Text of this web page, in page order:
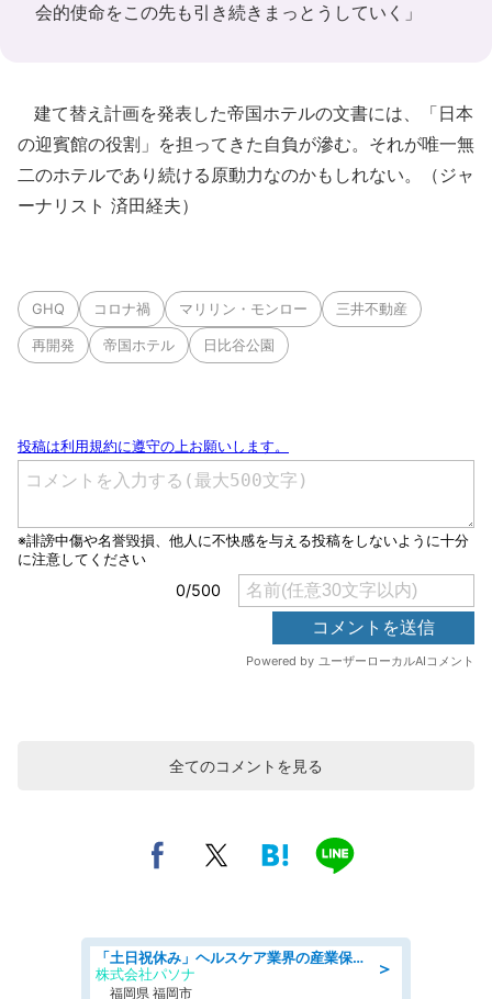
会的使命をこの先も引き続きまっとうしていく」
建て替え計画を発表した帝国ホテルの文書には、「日本
の迎賓館の役割」を担ってきた自負が滲む。それが唯一無
二のホテルであり続ける原動力なのかもしれない。（ジャ
ーナリスト 済田経夫）
GHQ コロナ禍 マリリン・モンロー 三井不動産
再開発 帝国ホテル 日比谷公園
全てのコメントを見る
＞
「土日祝休み」ヘルスケア業界の産業保健師/高時給/未経験OK/要資格:保健師、正看護師
株式会社パソナ
福岡県 福岡市